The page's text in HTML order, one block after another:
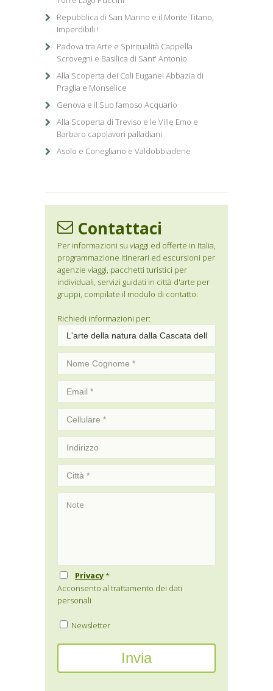
Repubblica di San Marino e il Monte Titano,
Imperdibili !
Padova tra Arte e Spiritualità Cappella
Scrovegni e Basilica di Sant' Antonio
Alla Scoperta dei Coli Euganei Abbazia di
Praglia e Monselice
Genova e il Suo famoso Acquario
Alla Scoperta di Treviso e le Ville Emo e
Barbaro capolavori palladiani
Asolo e Conegliano e Valdobbiadene
Contattaci
Per informazioni su viaggi ed offerte in Italia,
programmazione itinerari ed escursioni per
agenzie viaggi, pacchetti turistici per
individuali, servizi guidati in città d'arte per
gruppi, compilate il modulo di contatto:
Richiedi informazioni per:
Privacy*
Acconsento al trattamento dei dati
personali
Newsletter